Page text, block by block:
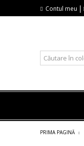
Contul meu |
PRIMA PAGINĂ